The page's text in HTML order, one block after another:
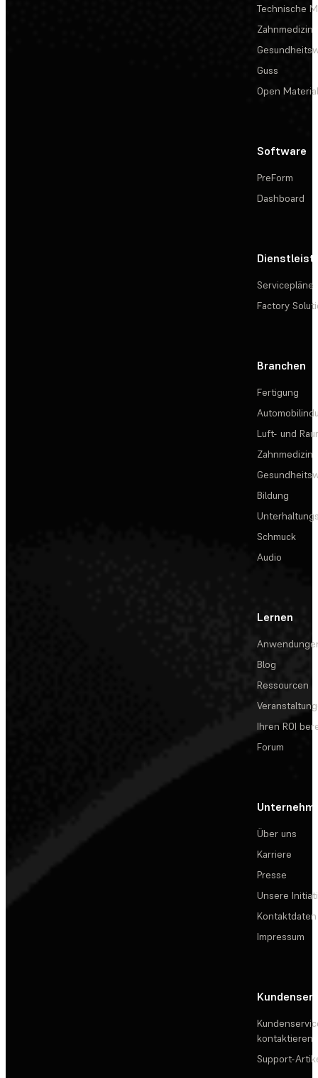
Technische
Zahnmedizin
Guss
Open
Software
PreForm
Dashboard
Servicepläne
Factory
Branchen
Fertigung
Luft- und
Zahnmedizin
Bildung
Schmuck
Audio
Lernen
Blog
Ressourcen
Ihren ROI
Forum
Über uns
Karriere
Presse
Unsere
Kontaktdaten
Impressum
kontaktieren
Support-